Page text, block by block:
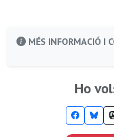
MÉS INFORMACIÓ I
Ho